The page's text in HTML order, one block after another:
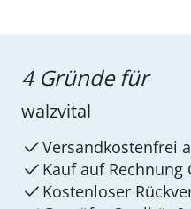
4 Gründe für
walzvital
Versandkostenfrei
Kauf auf Rechnung
Kostenloser